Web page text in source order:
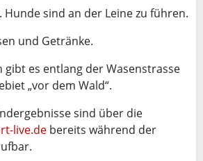
sind an der Leine zu führen.
und Getränke.
gibt es entlang der Wasenstrasse
„vor dem Wald“.
sind über die
live.de bereits während der